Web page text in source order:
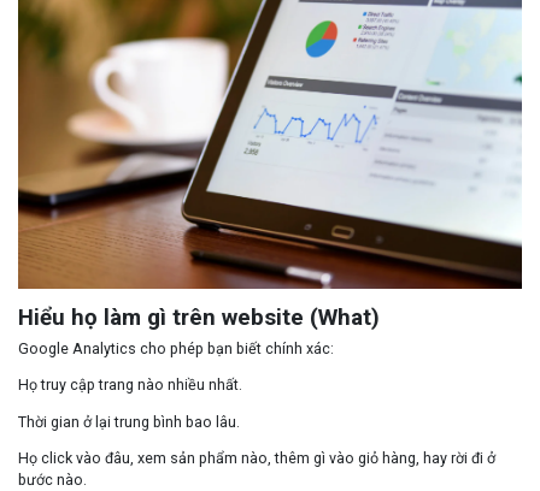
Hiểu họ làm gì trên website (What)
Google Analytics cho phép bạn biết chính xác:
Họ truy cập trang nào nhiều nhất.
Thời gian ở lại trung bình bao lâu.
Họ click vào đâu, xem sản phẩm nào, thêm gì vào giỏ hàng, hay rời đi ở
bước nào.